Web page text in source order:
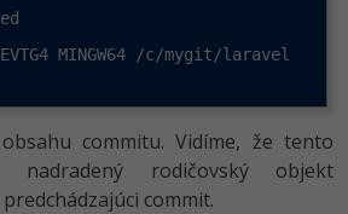
MINGW64 /c/mygit/laravel
commitu. Vidíme, že tento
nadradený rodičovský objekt
commit.